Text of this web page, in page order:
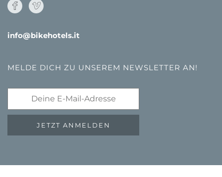
info@bikehotels.it
MELDE DICH ZU UNSEREM NEWSLETTER AN!
JETZT ANMELDEN